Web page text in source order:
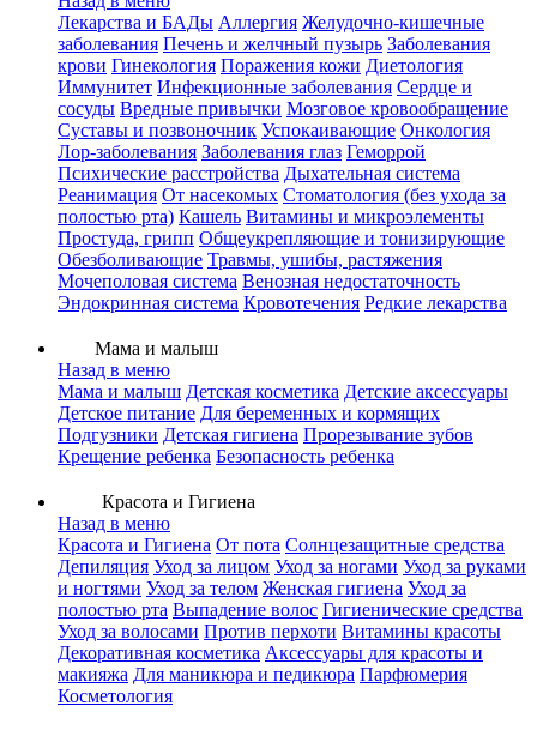
Лекарства и БАДы Аллергия Желудочно-кишечные
заболевания Печень и желчный пузырь Заболевания
крови Гинекология Поражения кожи Диетология
Иммунитет Инфекционные заболевания Сердце и
сосуды Вредные привычки Мозговое кровообращение
Суставы и позвоночник Успокаивающие Онкология
Лор-заболевания Заболевания глаз Геморрой
Психические расстройства Дыхательная система
Реанимация От насекомых Стоматология (без ухода за
полостью рта) Кашель Витамины и микроэлементы
Простуда, грипп Общеукрепляющие и тонизирующие
Обезболивающие Травмы, ушибы, растяжения
Мочеполовая система Венозная недостаточность
Эндокринная система Кровотечения Редкие лекарства
Мама и малыш
Назад в меню
Мама и малыш Детская косметика Детские аксессуары
Детское питание Для беременных и кормящих
Подгузники Детская гигиена Прорезывание зубов
Крещение ребенка Безопасность ребенка
Красота и Гигиена
Назад в меню
Красота и Гигиена От пота Солнцезащитные средства
Депиляция Уход за лицом Уход за ногами Уход за руками
и ногтями Уход за телом Женская гигиена Уход за
полостью рта Выпадение волос Гигиенические средства
Уход за волосами Против перхоти Витамины красоты
Декоративная косметика Аксессуары для красоты и
макияжа Для маникюра и педикюра Парфюмерия
Косметология